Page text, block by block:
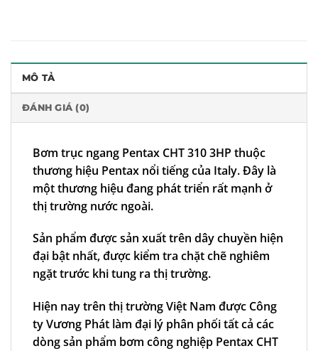
MÔ TẢ
ĐÁNH GIÁ (0)
Bơm trục ngang Pentax CHT 310 3HP thuộc
thương hiệu Pentax nổi tiếng của Italy. Đây là
một thương hiệu đang phát triển rất mạnh ở
thị trường nước ngoài.
Sản phẩm được sản xuất trên dây chuyền hiện
đại bật nhất, được kiểm tra chặt chẽ nghiêm
ngặt trước khi tung ra thị trường.
Hiện nay trên thị trường Việt Nam được Công
ty Vương Phát làm đại lý phân phối tất cả các
dòng sản phẩm bơm công nghiệp Pentax CHT